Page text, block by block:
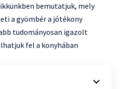
bemutatjuk, mely
a gyömbér a jótékony
tudományosan igazolt
fel a konyhában